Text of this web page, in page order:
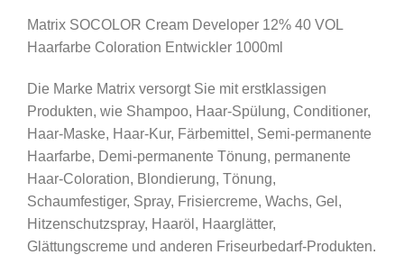
Matrix SOCOLOR Cream Developer 12% 40 VOL
Haarfarbe Coloration Entwickler 1000ml
Die Marke Matrix versorgt Sie mit erstklassigen
Produkten, wie Shampoo, Haar-Spülung, Conditioner,
Haar-Maske, Haar-Kur, Färbemittel, Semi-permanente
Haarfarbe, Demi-permanente Tönung, permanente
Haar-Coloration, Blondierung, Tönung,
Schaumfestiger, Spray, Frisiercreme, Wachs, Gel,
Hitzenschutzspray, Haaröl, Haarglätter,
Glättungscreme und anderen Friseurbedarf-Produkten.